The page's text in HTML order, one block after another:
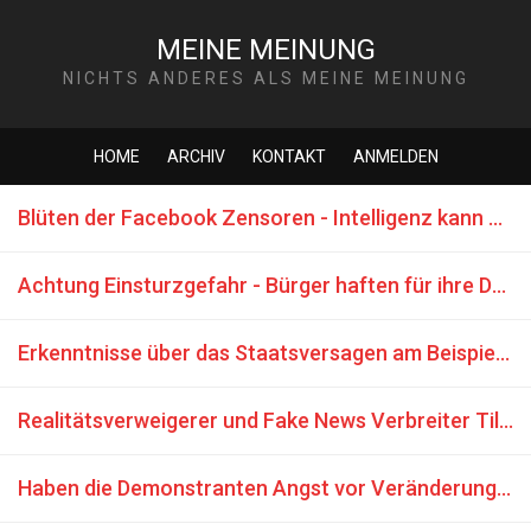
MEINE MEINUNG
NICHTS ANDERES ALS MEINE MEINUNG
HOME ARCHIV KONTAKT ANMELDEN
Blüten der Facebook Zensoren - Intelligenz kann man nicht kaufen
Achtung Einsturzgefahr - Bürger haften für ihre Demokratie
Erkenntnisse über das Staatsversagen am Beispiel Deutschlands
Realitätsverweigerer und Fake News Verbreiter Tilo Christen - BRD GmbH
Haben die Demonstranten Angst vor Veränderungen?